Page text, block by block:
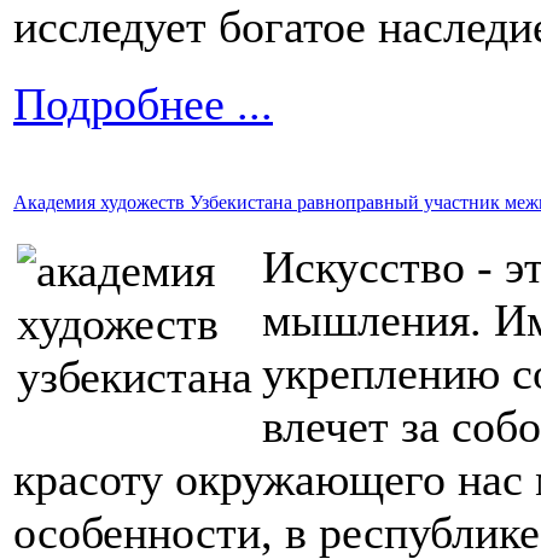
исследует богатое
Подробнее ...
Академия художеств Узбекистана равноправный участник
Искусство -
мышления.
укреплению
влечет за
красоту окружающего
особенности, в